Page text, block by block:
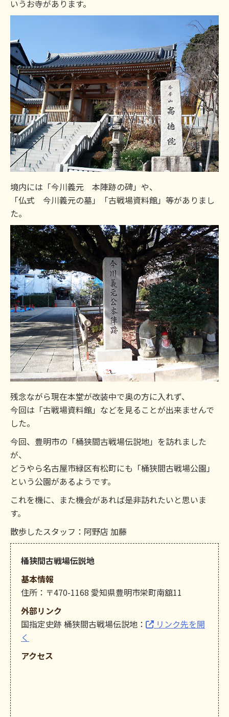
いうお寺があります。
境内には「今川義元 本陣跡の碑」や、
「仏式 今川義元の墓」「古戦場資料館」等がありまし
た。
残念ながら現在本堂が改装中で奥の方に入れず、
今回は「古戦場資料館」などを見ることが出来ませんで
した。
今回、豊明市の「桶狭間古戦場伝説地」を訪れました
が、
どうやら名古屋市緑区有松町にも「桶狭間古戦場公園」
という公園があるようです。
これを機に、また機会があれば是非訪れたいと思いま
す。
散歩したスタッフ：阿野店 加藤
桶狭間古戦場伝説地
基本情報
住所：〒470-1168 愛知県豊明市栄町南舘11
外部リンク
国指定史跡 桶狭間古戦場伝説地：
リンク先を開
く
アクセス